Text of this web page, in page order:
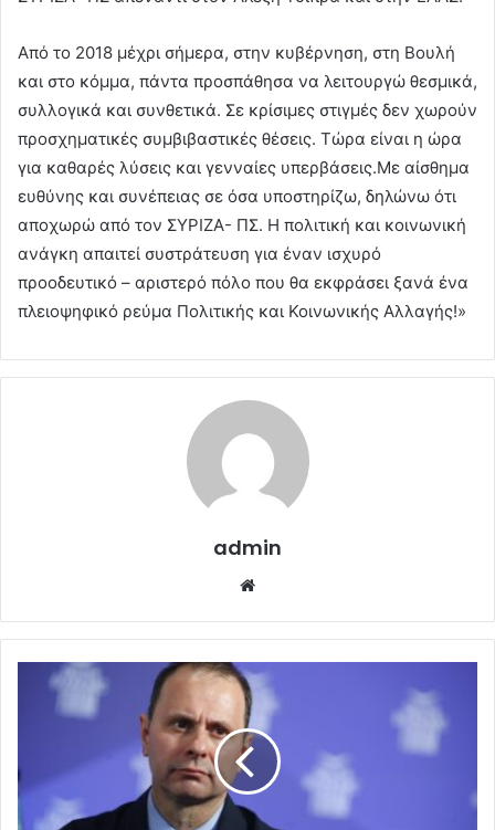
Από το 2018 μέχρι σήμερα, στην κυβέρνηση, στη Βουλή
και στο κόμμα, πάντα προσπάθησα να λειτουργώ θεσμικά,
συλλογικά και συνθετικά. Σε κρίσιμες στιγμές δεν χωρούν
προσχηματικές συμβιβαστικές θέσεις. Τώρα είναι η ώρα
για καθαρές λύσεις και γενναίες υπερβάσεις.Με αίσθημα
ευθύνης και συνέπειας σε όσα υποστηρίζω, δηλώνω ότι
αποχωρώ από τον ΣΥΡΙΖΑ- ΠΣ. Η πολιτική και κοινωνική
ανάγκη απαιτεί συστράτευση για έναν ισχυρό
προοδευτικό – αριστερό πόλο που θα εκφράσει ξανά ένα
πλειοψηφικό ρεύμα Πολιτικής και Κοινωνικής Αλλαγής!»
admin